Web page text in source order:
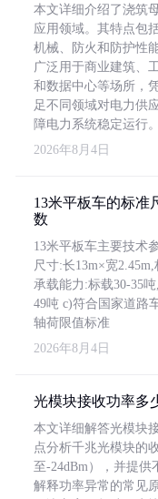
本文详细介绍了浇筑
应用领域。其特点包
机械、防火和防护性
广泛用于商业建筑、
和数据中心等场所，
足不同领域对电力供
障电力系统稳定运行。
2026年8月4日
13米平板车的标准
数
13米平板车主要技术
尺寸:长13m×宽
承载能力:标载30-35
49吨 c)符合国家道路
轴荷限值标准
2026年8月4日
光模块接收功率多
本文详细解答光模块
点分析千兆光模块的
至-24dBm），并提
解释功率异常的常见